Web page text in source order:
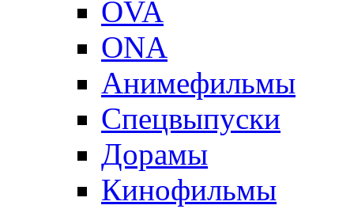
OVA
ONA
Анимефильмы
Спецвыпуски
Дорамы
Кинофильмы